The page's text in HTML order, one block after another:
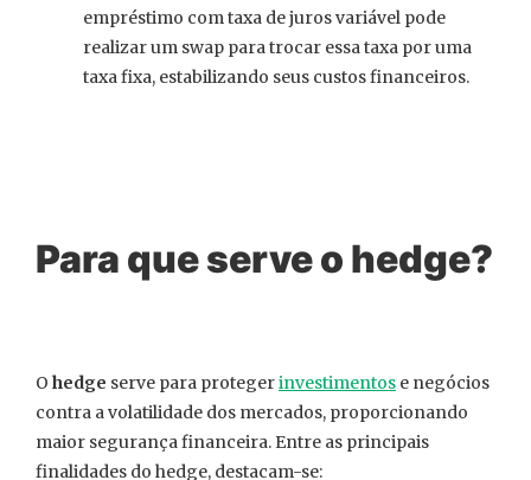
empréstimo com taxa de juros variável pode
realizar um swap para trocar essa taxa por uma
taxa fixa, estabilizando seus custos financeiros.
Para que serve o hedge?
O hedge serve para protegerinvestimentos e negócios
contra a volatilidade dos mercados, proporcionando
maior segurança financeira. Entre as principais
finalidades do hedge, destacam-se: